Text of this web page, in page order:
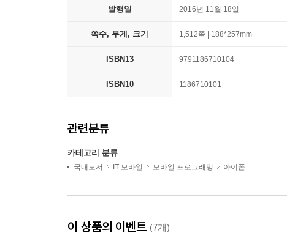
발행일 2016년 11월 18일
쪽수, 무게, 크기 1,512쪽 | 188*257mm
ISBN13 9791186710104
ISBN10 1186710101
관련분류
카테고리 분류
국내도서 IT 모바일 모바일 프로그래밍 아이폰
이 상품의 이벤트 (7개)